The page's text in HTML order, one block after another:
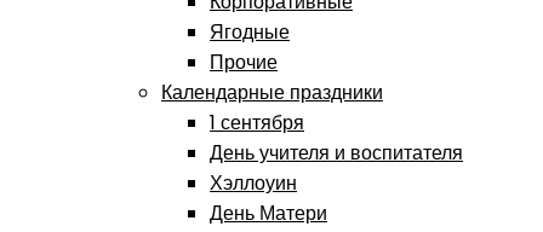
Ягодные
Прочие
Календарные праздники
1 сентября
День учителя и воспитателя
Хэллоуин
День Матери